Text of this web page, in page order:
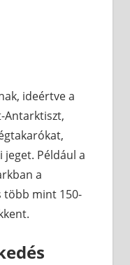
ideértve a
Antarktiszt,
Például a
a
több mint 150-